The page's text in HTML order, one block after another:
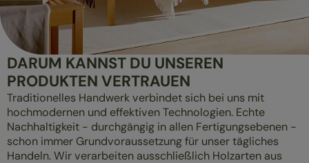
DARUM KANNST DU UNSEREN
PRODUKTEN VERTRAUEN
Traditionelles Handwerk verbindet sich bei uns mit
hochmodernen und effektiven Technologien. Echte
Nachhaltigkeit - durchgängig in allen Fertigungsebenen -
schon immer Grundvoraussetzung für unser tägliches
Handeln. Wir verarbeiten ausschließlich Holzarten aus